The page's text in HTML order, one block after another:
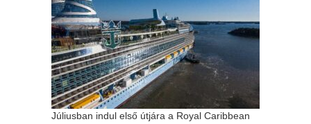
Júliusban indul első útjára a Royal Caribbean